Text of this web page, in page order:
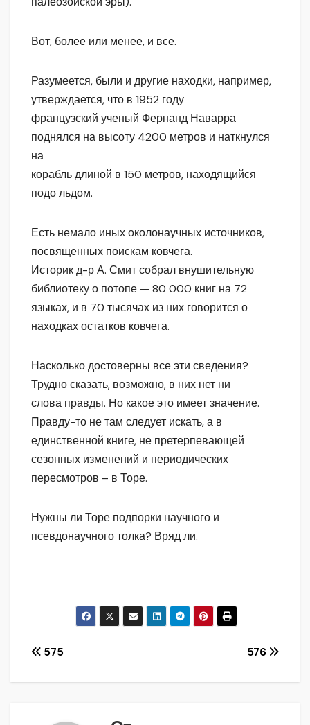
Вот, более или менее, и все.
Разумеется, были и другие находки, например,
утверждается, что в 1952 году
французский ученый Фернанд Наварра
поднялся на высоту 4200 метров и наткнулся
на
корабль длиной в 150 метров, находящийся
подо льдом.
Есть немало иных околонаучных источников,
посвященных поискам ковчега.
Историк д-р А. Смит собрал внушительную
библиотеку о потопе — 80 000 книг на 72
языках, и в 70 тысячах из них говорится о
находках остатков ковчега.
Насколько достоверны все эти сведения?
Трудно сказать, возможно, в них нет ни
слова правды. Но какое это имеет значение.
Правду-то не там следует искать, а в
единственной книге, не претерпевающей
сезонных изменений и периодических
пересмотров – в Торе.
Нужны ли Торе подпорки научного и
псевдонаучного толка? Вряд ли.
Навигация
по
576
575